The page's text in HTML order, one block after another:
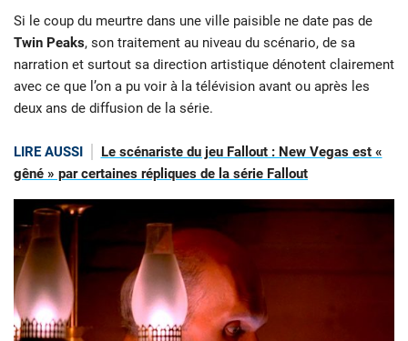
Si le coup du meurtre dans une ville paisible ne date pas de
Twin Peaks, son traitement au niveau du scénario, de sa
narration et surtout sa direction artistique dénotent clairement
avec ce que l’on a pu voir à la télévision avant ou après les
deux ans de diffusion de la série.
LIRE AUSSI
Le scénariste du jeu Fallout : New Vegas est «
gêné » par certaines répliques de la série Fallout